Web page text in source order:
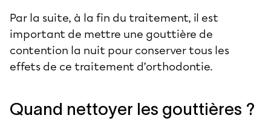
Par la suite, à la fin du traitement, il est
important de mettre une gouttière de
contention la nuit pour conserver tous les
effets de ce traitement d’orthodontie.
Quand nettoyer les gouttières ?